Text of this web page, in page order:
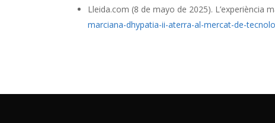
Lleida.com (8 de mayo de 2025). L’experiència
marciana-dhypatia-ii-aterra-al-mercat-de-